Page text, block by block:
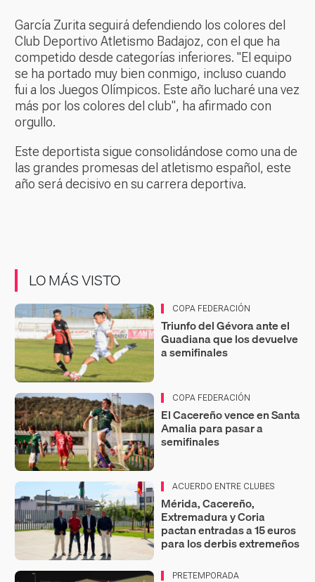
García Zurita seguirá defendiendo los colores del
Club Deportivo Atletismo Badajoz, con el que ha
competido desde categorías inferiores. "El equipo
se ha portado muy bien conmigo, incluso cuando
fui a los Juegos Olímpicos. Este año lucharé una vez
más por los colores del club", ha afirmado con
orgullo.
Este deportista sigue consolidándose como una de
las grandes promesas del atletismo español, este
año será decisivo en su carrera deportiva.
LO MÁS VISTO
COPA FEDERACIÓN
Triunfo del Gévora ante el
Guadiana que los devuelve
a semifinales
COPA FEDERACIÓN
El Cacereño vence en Santa
Amalia para pasar a
semifinales
ACUERDO ENTRE CLUBES
Mérida, Cacereño,
Extremadura y Coria
pactan entradas a 15 euros
para los derbis extremeños
PRETEMPORADA